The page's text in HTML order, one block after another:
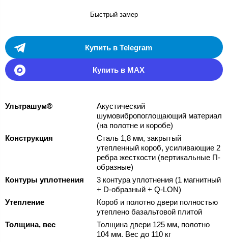
Быстрый замер
Купить в Telegram
Купить в MAX
Ультрашум®
Акустический
шумовибропоглощающий материал
(на полотне и коробе)
Конструкция
Сталь 1,8 мм, закрытый
утепленный короб, усиливающие 2
ребра жесткости (вертикальные П-
образные)
Контуры уплотнения
3 контура уплотнения (1 магнитный
+ D-образный + Q-LON)
Утепление
Короб и полотно двери полностью
утеплено базальтовой плитой
Толщина, вес
Толщина двери 125 мм, полотно
104 мм. Вес до 110 кг